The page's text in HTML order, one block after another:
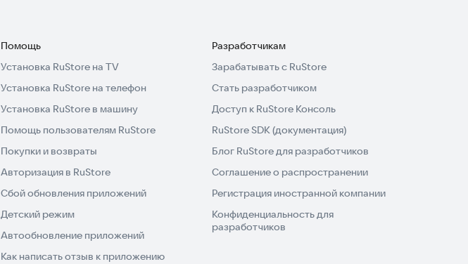
Помощь
Установка RuStore на TV
Установка RuStore на телефон
Установка RuStore в машину
Помощь пользователям RuStore
Покупки и возвраты
Авторизация в RuStore
Сбой обновления приложений
Детский режим
Автообновление приложений
Как написать отзыв к приложению
Разработчикам
Зарабатывать с RuStore
Стать разработчиком
Доступ к RuStore Консоль
RuStore SDK (документация)
Блог RuStore для разработчиков
Соглашение о распространении
Регистрация иностранной компании
Конфиденциальность для
разработчиков